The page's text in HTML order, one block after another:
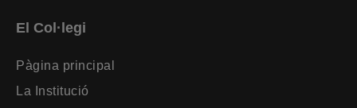
El Col·legi
Pàgina principal
La Institució